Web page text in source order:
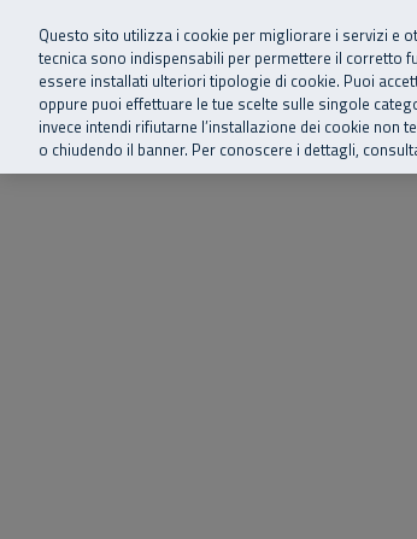
Vai al menu principale
Vai al contenuto principale
Vai al Footer
SuperAbile - il Contact Center Inail per il
Home Chi siamo
Questo sito utilizza i cookie per migliorare i servizi e
tecnica sono indispensabili per permettere il corretto
essere installati ulteriori tipologie di cookie. Puoi
oppure puoi effettuare le tue scelte sulle singole
invece intendi rifiutarne l’installazione dei cookie non
o chiudendo il banner. Per conoscere i dettagli,